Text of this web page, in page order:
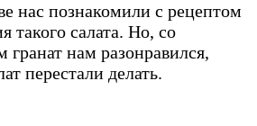
нас познакомили с рецептом
такого салата. Но, со
гранат нам разонравился,
перестали делать.